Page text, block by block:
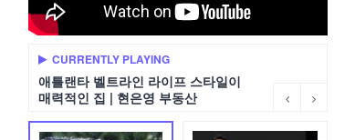
CURRENTLY PLAYING
애틀랜타 벨트라인 라이프 스타일이
매력적인 집 | 현은영 부동산